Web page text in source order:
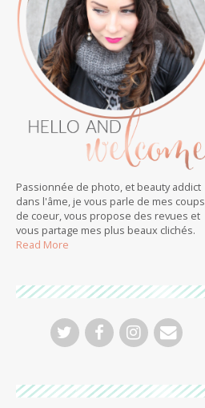
Passionnée de photo, et beauty addict
dans l'âme, je vous parle de mes coups
de coeur, vous propose des revues et
vous partage mes plus beaux clichés.
Read More